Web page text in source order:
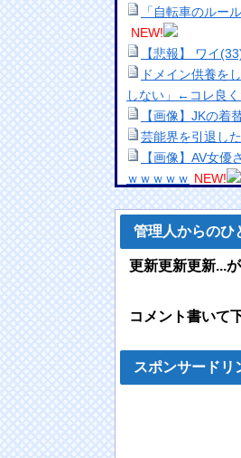
「自転車のルー
NEW!
【悲報】 ワイ
ドメイン供養を
しない」←コレ良く
【画像】JKの
芸能界を引退し
【画像】AV女
ｗｗｗｗｗ NEW!
働組合を頼ったワケ
【悲報】岸谷蘭
ってるんだ」 NEW!
【画像】東雲う
みい山作者・亜
トラウデン直美
【画像】絵師「
英BBC：アスト
管理人からのひ
更新更新更新...
コメント書いて
スポンサードリ